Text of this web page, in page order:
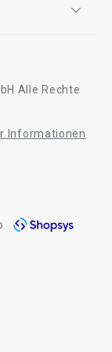
Alle Rechte
Informationen